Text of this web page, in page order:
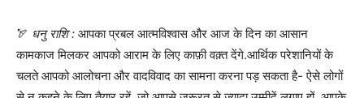
🏹 धनु राशि : आपका प्रबल आत्मविश्वास और आज के दिन का आसान
कामकाज मिलकर आपको आराम के लिए काफ़ी वक़्त देंगे.आर्थिक परेशानियों के
चलते आपको आलोचना और वादविवाद का सामना करना पड़ सकता है- ऐसे लोगों